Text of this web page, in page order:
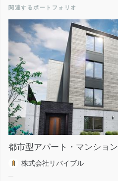
関連するポートフォリオ
都市型アパート・マンション
株式会社リバイブル